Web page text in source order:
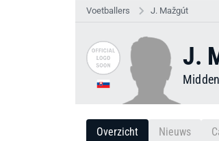
Voetballers J. Mažgút
J.
Overzicht Nieuws